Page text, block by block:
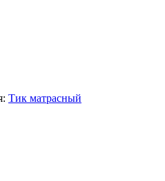
Тик матрасный